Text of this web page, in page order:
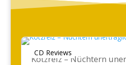
CD Reviews
Kotzreiz – Nüchtern